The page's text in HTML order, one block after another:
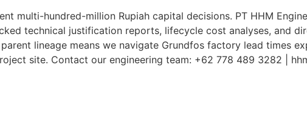
multi-hundred-million Rupiah capital decisions. PT HHM
technical justification reports, lifecycle cost analyses, and
lineage means we navigate Grundfos factory lead times
site. Contact our engineering team: +62 778 489 3282 |